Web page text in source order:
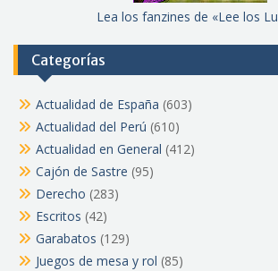
Lea los fanzines de «Lee los
Categorías
Actualidad de España (603)
Actualidad del Perú (610)
Actualidad en General (412)
Cajón de Sastre (95)
Derecho (283)
Escritos (42)
Garabatos (129)
Juegos de mesa y rol (85)